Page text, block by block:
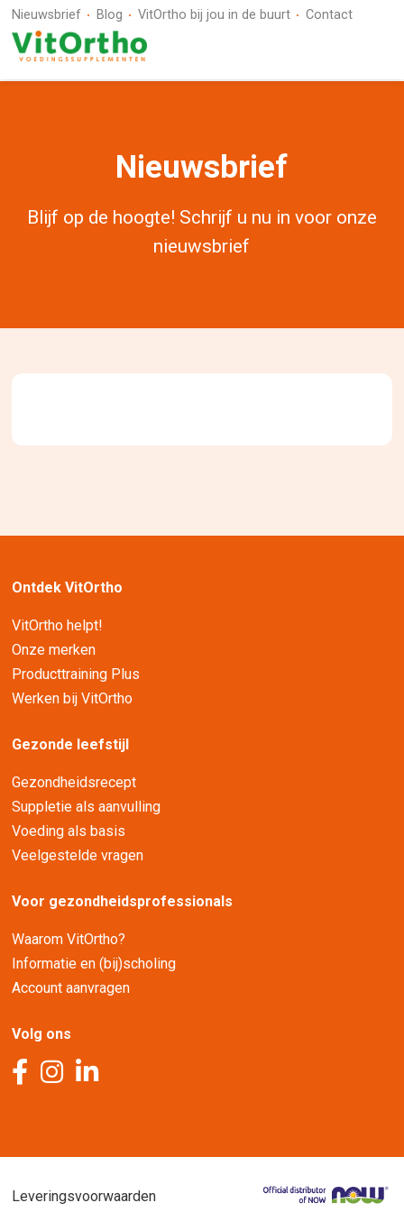
Nieuwsbrief Blog VitOrtho bij jou in de buurt Contact
Nieuwsbrief
Blijf op de hoogte! Schrijf u nu in voor onze
nieuwsbrief
Ontdek VitOrtho
VitOrtho helpt!
Onze merken
Producttraining Plus
Werken bij VitOrtho
Gezonde leefstijl
Gezondheidsrecept
Suppletie als aanvulling
Voeding als basis
Veelgestelde vragen
Voor gezondheidsprofessionals
Waarom VitOrtho?
Informatie en (bij)scholing
Account aanvragen
Volg ons
Leveringsvoorwaarden